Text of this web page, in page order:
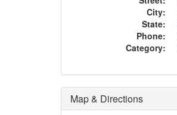
City:
State:
Phone:
Category:
Map & Directions